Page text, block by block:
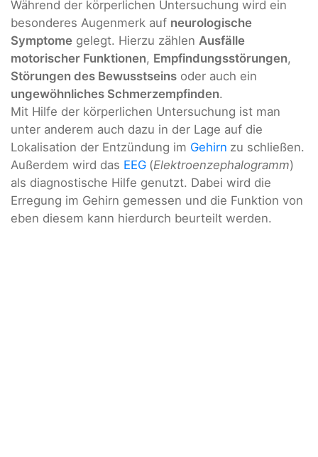
Während der körperlichen Untersuchung wird ein
besonderes Augenmerk auf neurologische
Symptome gelegt. Hierzu zählen Ausfälle
motorischer Funktionen, Empfindungsstörungen,
Störungen des Bewusstseins oder auch ein
ungewöhnliches Schmerzempfinden.
Mit Hilfe der körperlichen Untersuchung ist man
unter anderem auch dazu in der Lage auf die
Lokalisation der Entzündung im Gehirn zu schließen.
Außerdem wird das EEG (Elektroenzephalogramm)
als diagnostische Hilfe genutzt. Dabei wird die
Erregung im Gehirn gemessen und die Funktion von
eben diesem kann hierdurch beurteilt werden.